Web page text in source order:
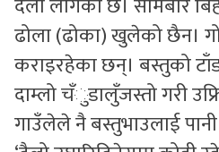
दैलो लागेको छ। सोमबार
ढोला (ढोका) खुलेको छैन।
कराइरहेका छन्। बस्तुको
दाम्लो चँुडालुँजस्तो गरी
गाउँलेले नै बस्तुभाउलाई